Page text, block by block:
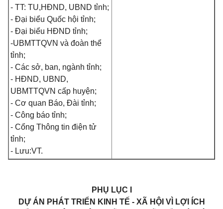
- TT: TU,HĐND, UBND tỉnh;
- Đại biểu Quốc hội tỉnh;
- Đại biểu HĐND tỉnh;
-UBMTTQVN và đoàn thể
tỉnh;
- Các sở, ban, ngành tỉnh;
- HĐND, UBND,
UBMTTQVN cấp huyện;
- Cơ quan Báo, Đài tỉnh;
- Công báo tỉnh;
- Cổng Thông tin điện tử
tỉnh;
- Lưu:VT.
PHỤ LỤC I
DỰ ÁN PHÁT TRIỂN KINH TẾ - XÃ HỘI VÌ LỢI ÍCH